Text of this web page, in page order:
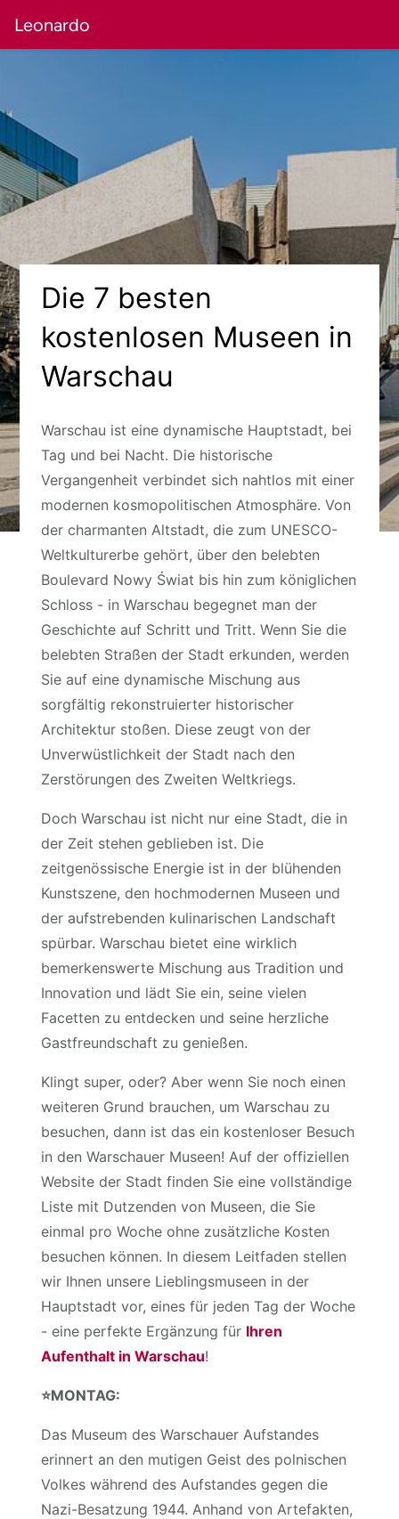
Leonardo
Die 7 besten
kostenlosen Museen in
Warschau
Warschau ist eine dynamische Hauptstadt, bei
Tag und bei Nacht. Die historische
Vergangenheit verbindet sich nahtlos mit einer
modernen kosmopolitischen Atmosphäre. Von
der charmanten Altstadt, die zum UNESCO-
Weltkulturerbe gehört, über den belebten
Boulevard Nowy Świat bis hin zum königlichen
Schloss - in Warschau begegnet man der
Geschichte auf Schritt und Tritt. Wenn Sie die
belebten Straßen der Stadt erkunden, werden
Sie auf eine dynamische Mischung aus
sorgfältig rekonstruierter historischer
Architektur stoßen. Diese zeugt von der
Unverwüstlichkeit der Stadt nach den
Zerstörungen des Zweiten Weltkriegs.
Doch Warschau ist nicht nur eine Stadt, die in
der Zeit stehen geblieben ist. Die
zeitgenössische Energie ist in der blühenden
Kunstszene, den hochmodernen Museen und
der aufstrebenden kulinarischen Landschaft
spürbar. Warschau bietet eine wirklich
bemerkenswerte Mischung aus Tradition und
Innovation und lädt Sie ein, seine vielen
Facetten zu entdecken und seine herzliche
Gastfreundschaft zu genießen.
Klingt super, oder? Aber wenn Sie noch einen
weiteren Grund brauchen, um Warschau zu
besuchen, dann ist das ein kostenloser Besuch
in den Warschauer Museen! Auf der offiziellen
Website der Stadt finden Sie eine vollständige
Liste mit Dutzenden von Museen, die Sie
einmal pro Woche ohne zusätzliche Kosten
besuchen können. In diesem Leitfaden stellen
wir Ihnen unsere Lieblingsmuseen in der
Hauptstadt vor, eines für jeden Tag der Woche
- eine perfekte Ergänzung für Ihren
Aufenthalt in Warschau!
⭐️MONTAG:
Das Museum des Warschauer Aufstandes
erinnert an den mutigen Geist des polnischen
Volkes während des Aufstandes gegen die
Nazi-Besatzung 1944. Anhand von Artefakten,